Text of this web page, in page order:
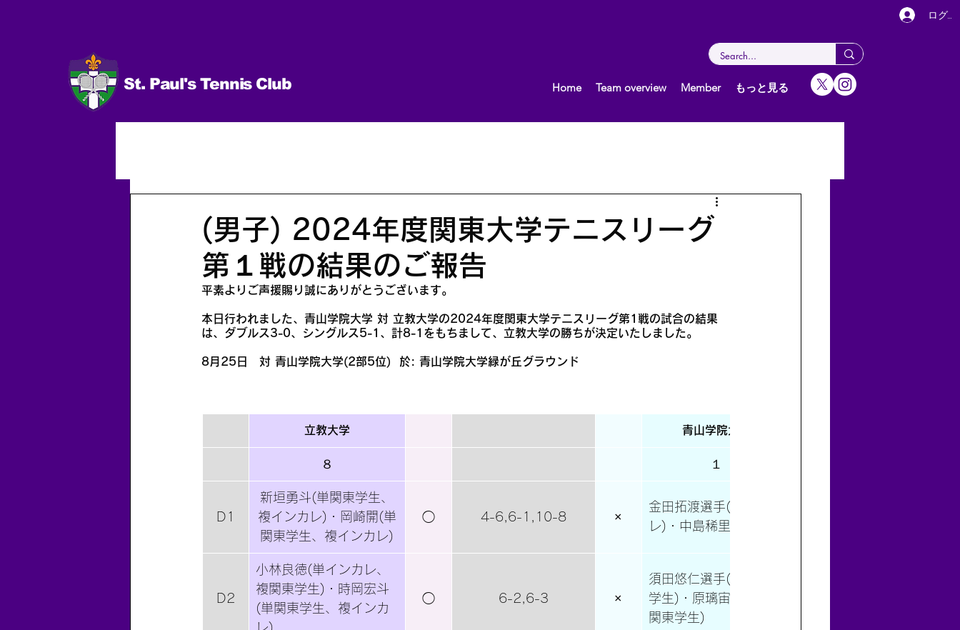
St. Paul's Tennis Club
ログ
Home Team overview Member もっと見る
(男子) 2024年度関東大学テニスリーグ
第１戦の結果のご報告
平素よりご声援賜り誠にありがとうございます。
本日行われました、青山学院大学 対 立教大学の2024年度関東大学テニスリーグ第1戦の試合の結果
は、ダブルス3-0、シングルス5-1、計8-1をもちまして、立教大学の勝ちが決定いたしました。
8月25日　対 青山学院大学(2部5位)  於: 青山学院大学緑が丘グラウンド
立教大学 青山学院大学
８ １
D1
新垣勇斗(単関東学生、
複インカレ)・岡崎開(単
関東学生、複インカレ)
◯ 4-6,6-1,10-8 ×
金田拓渡選手(単インカ
レ)・中島稀里琥選手
D2
小林良徳(単インカレ、
複関東学生)・時岡宏斗
(単関東学生、複インカ
レ)
◯ 6-2,6-3 ×
須田悠仁選手(単複関東
学生)・原璃宙選手(複
関東学生)